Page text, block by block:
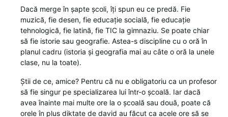
Dacă merge în șapte școli, îți spun eu ce predă. Fie
muzică, fie desen, fie educație socială, fie educație
tehnologică, fie latină, fie TIC la gimnaziu. Se poate chiar
să fie istorie sau geografie. Astea-s discipline cu o oră în
planul cadru (istoria și geografia mai au câte o oră la unele
clase, nu la toate).
Știi de ce, amice? Pentru că nu e obligatoriu ca un profesor
să fie singur pe specializarea lui într-o școală. Iar dacă
avea înainte mai multe ore la o școală sau două, poate că
orele în plus diktate de david au făcut ca acele ore să se